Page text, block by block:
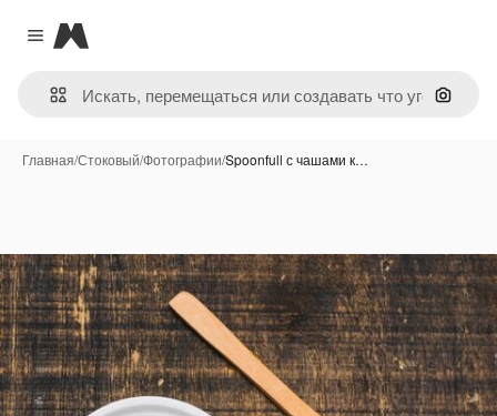
Close menu
Magnific
Поиск
Главная/Стоковый/Фотографии/Spoonfull с чашами к…